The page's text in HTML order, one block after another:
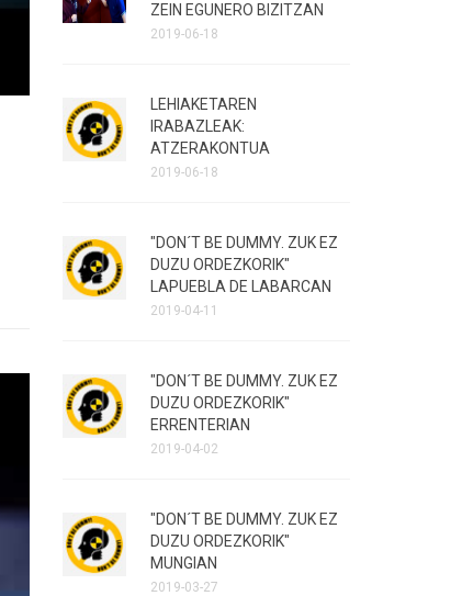
ZEIN EGUNERO BIZITZAN
2019-06-18
LEHIAKETAREN
IRABAZLEAK:
ATZERAKONTUA
2019-06-18
"DON´T BE DUMMY. ZUK EZ
DUZU ORDEZKORIK"
LAPUEBLA DE LABARCAN
2019-04-11
"DON´T BE DUMMY. ZUK EZ
DUZU ORDEZKORIK"
ERRENTERIAN
2019-04-02
"DON´T BE DUMMY. ZUK EZ
DUZU ORDEZKORIK"
MUNGIAN
2019-03-27